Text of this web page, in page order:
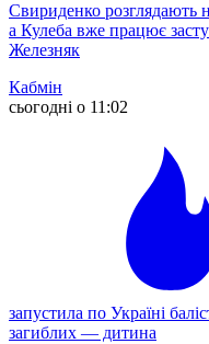
Свириденко розглядають
а Кулеба вже працює
Железняк
Кабмін
сьогодні о 11:02
запустила по Україні
загиблих — дитина